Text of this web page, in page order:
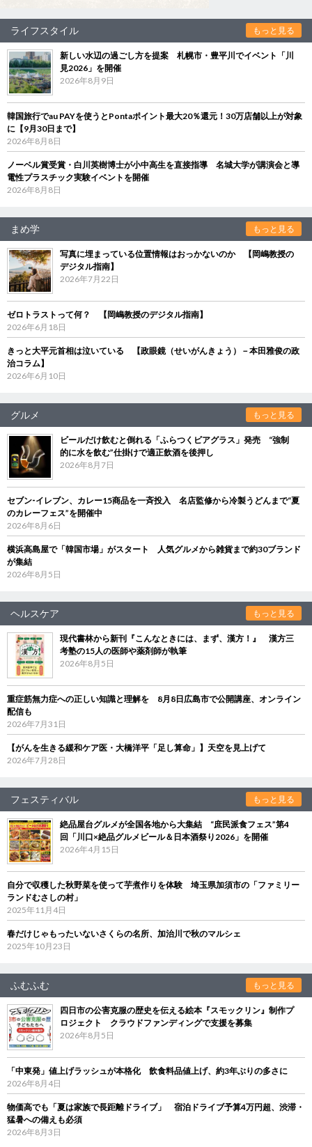
ライフスタイル もっと見る
新しい水辺の過ごし方を提案 札幌市・豊平川でイベント「川
見2026」を開催
2026年8月9日
韓国旅行でau PAYを使うとPontaポイント最大20％還元！30万店舗以上が対象
に【9月30日まで】
2026年8月8日
ノーベル賞受賞・白川英樹博士が小中高生を直接指導 名城大学が講演会と導
電性プラスチック実験イベントを開催
2026年8月8日
まめ学 もっと見る
写真に埋まっている位置情報はおっかないのか 【岡嶋教授の
デジタル指南】
2026年7月22日
ゼロトラストって何？ 【岡嶋教授のデジタル指南】
2026年6月18日
きっと大平元首相は泣いている 【政眼鏡（せいがんきょう）－本田雅俊の政
治コラム】
2026年6月10日
グルメ もっと見る
ビールだけ飲むと倒れる「ふらつくビアグラス」発売 “強制
的に水を飲む”仕掛けで適正飲酒を後押し
2026年8月7日
セブン‐イレブン、カレー15商品を一斉投入 名店監修から冷製うどんまで“夏
のカレーフェス”を開催中
2026年8月6日
横浜高島屋で「韓国市場」がスタート 人気グルメから雑貨まで約30ブランド
が集結
2026年8月5日
ヘルスケア もっと見る
現代書林から新刊『こんなときには、まず、漢方！』 漢方三
考塾の15人の医師や薬剤師が執筆
2026年8月5日
重症筋無力症への正しい知識と理解を 8月8日広島市で公開講座、オンライン
配信も
2026年7月31日
【がんを生きる緩和ケア医・大橋洋平「足し算命」】天空を見上げて
2026年7月28日
フェスティバル もっと見る
絶品屋台グルメが全国各地から大集結 “庶民派食フェス”第4
回「川口×絶品グルメビール＆日本酒祭り2026」を開催
2026年4月15日
自分で収穫した秋野菜を使って芋煮作りを体験 埼玉県加須市の「ファミリー
ランドむさしの村」
2025年11月4日
春だけじゃもったいないさくらの名所、加治川で秋のマルシェ
2025年10月23日
ふむふむ もっと見る
四日市の公害克服の歴史を伝える絵本『スモックリン』制作プ
ロジェクト クラウドファンディングで支援を募集
2026年8月5日
「中東発」値上げラッシュが本格化 飲食料品値上げ、約3年ぶりの多さに
2026年8月4日
物価高でも「夏は家族で長距離ドライブ」 宿泊ドライブ予算4万円超、渋滞・
猛暑への備えも必須
2026年8月3日